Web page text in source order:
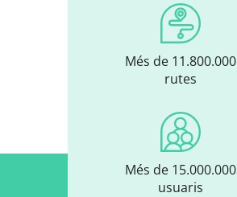
Més de 11.800.000
rutes
Més de 15.000.000
usuaris